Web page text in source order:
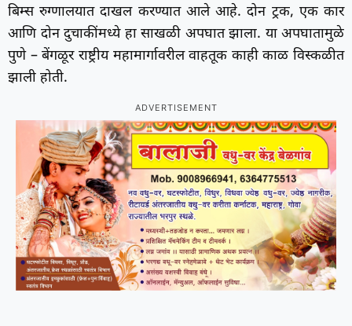
बिम्स रुग्णालयात दाखल करण्यात आले आहे. दोन ट्रक, एक कार
आणि दोन दुचाकींमध्ये हा साखळी अपघात झाला. या अपघातामुळे
पुणे – बेंगळूर राष्ट्रीय महामार्गावरील वाहतूक काही काळ विस्कळीत
झाली होती.
ADVERTISEMENT